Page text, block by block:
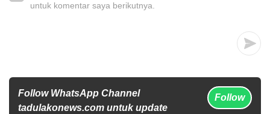
untuk komentar saya berikutnya.
Follow WhatsApp Channel
tadulakonews.com untuk update
Follow